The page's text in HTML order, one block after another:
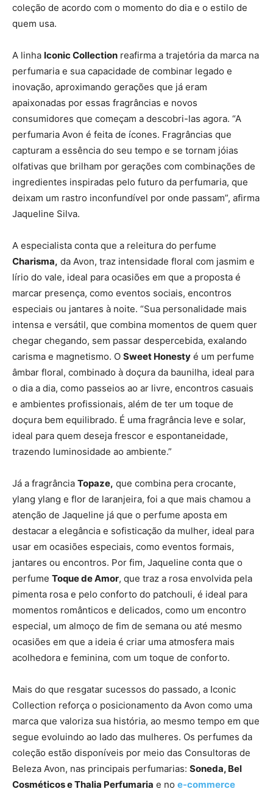
coleção de acordo com o momento do dia e o estilo de
quem usa.
A linha Iconic Collection reafirma a trajetória da marca na
perfumaria e sua capacidade de combinar legado e
inovação, aproximando gerações que já eram
apaixonadas por essas fragrâncias e novos
consumidores que começam a descobri-las agora. “A
perfumaria Avon é feita de ícones. Fragrâncias que
capturam a essência do seu tempo e se tornam jóias
olfativas que brilham por gerações com combinações de
ingredientes inspiradas pelo futuro da perfumaria, que
deixam um rastro inconfundível por onde passam”, afirma
Jaqueline Silva.
A especialista conta que a releitura do perfume
Charisma, da Avon, traz intensidade floral com jasmim e
lírio do vale, ideal para ocasiões em que a proposta é
marcar presença, como eventos sociais, encontros
especiais ou jantares à noite. “Sua personalidade mais
intensa e versátil, que combina momentos de quem quer
chegar chegando, sem passar despercebida, exalando
carisma e magnetismo. O Sweet Honesty é um perfume
âmbar floral, combinado à doçura da baunilha, ideal para
o dia a dia, como passeios ao ar livre, encontros casuais
e ambientes profissionais, além de ter um toque de
doçura bem equilibrado. É uma fragrância leve e solar,
ideal para quem deseja frescor e espontaneidade,
trazendo luminosidade ao ambiente.”
Já a fragrância Topaze, que combina pera crocante,
ylang ylang e flor de laranjeira, foi a que mais chamou a
atenção de Jaqueline já que o perfume aposta em
destacar a elegância e sofisticação da mulher, ideal para
usar em ocasiões especiais, como eventos formais,
jantares ou encontros. Por fim, Jaqueline conta que o
perfume Toque de Amor, que traz a rosa envolvida pela
pimenta rosa e pelo conforto do patchouli, é ideal para
momentos românticos e delicados, como um encontro
especial, um almoço de fim de semana ou até mesmo
ocasiões em que a ideia é criar uma atmosfera mais
acolhedora e feminina, com um toque de conforto.
Mais do que resgatar sucessos do passado, a Iconic
Collection reforça o posicionamento da Avon como uma
marca que valoriza sua história, ao mesmo tempo em que
segue evoluindo ao lado das mulheres. Os perfumes da
coleção estão disponíveis por meio das Consultoras de
Beleza Avon, nas principais perfumarias: Soneda, Bel
Cosméticos e Thalia Perfumaria e no e-commerce